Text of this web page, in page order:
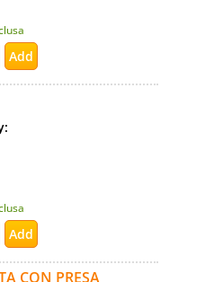
CON PRESA